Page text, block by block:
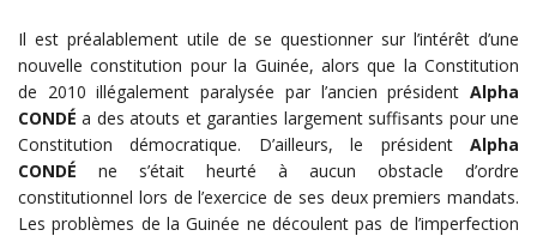
Il est préalablement utile de se questionner sur l’intérêt d’une
nouvelle constitution pour la Guinée, alors que la Constitution
de 2010 illégalement paralysée par l’ancien président Alpha
CONDÉ a des atouts et garanties largement suffisants pour une
Constitution démocratique. D’ailleurs, le président Alpha
CONDÉ ne s’était heurté à aucun obstacle d’ordre
constitutionnel lors de l’exercice de ses deux premiers mandats.
Les problèmes de la Guinée ne découlent pas de l’imperfection